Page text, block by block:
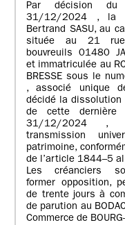
Par décision du
31/12/2024 , la
Bertrand SASU, au
située au 21
bouvreuils 01480
et immatriculée au
BRESSE sous le
, associé unique
décidé la
de cette dernière
31/12/2024 ,
transmission
patrimoine,
de l’article 1844–5
Les créanciers
former opposition,
de trente jours à
de parution au
Commerce de